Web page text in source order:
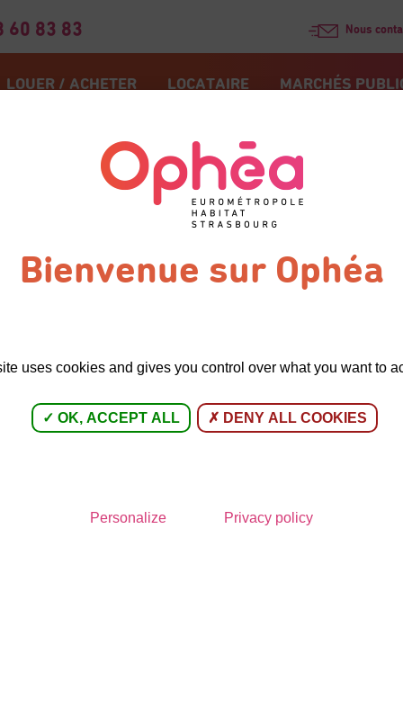
60 83 83 Nous
LOUER / ACHETER LOCATAIRE MARCHÉS
local relatif à
représentants des
de
uses cookies and gives you control over what you want to
OK, ACCEPT ALL DENY ALL COOKIES
Personalize Privacy policy